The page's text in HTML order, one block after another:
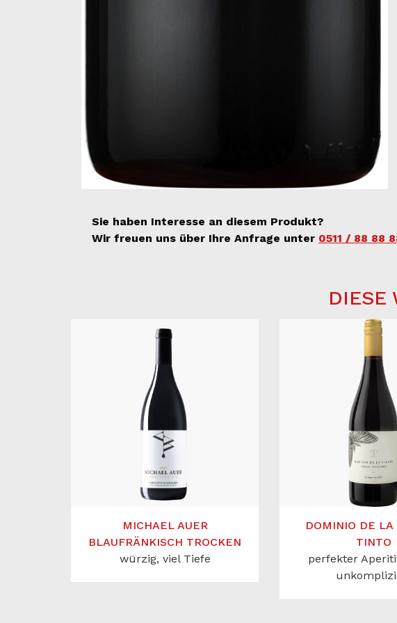
Sie haben Interesse an diesem Produkt?
Wir freuen uns über Ihre Anfrage unter 0511 / 88 88
DIESE
MICHAEL AUER
BLAUFRÄNKISCH TROCKEN
würzig, viel Tiefe
DOMINIO DE LA
TINTO
perfekter